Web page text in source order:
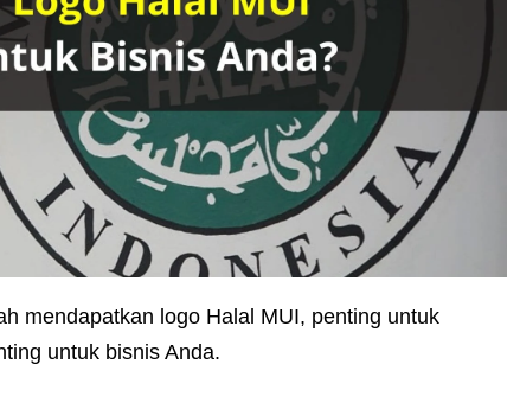
mendapatkan logo Halal MUI, penting untuk
untuk bisnis Anda.